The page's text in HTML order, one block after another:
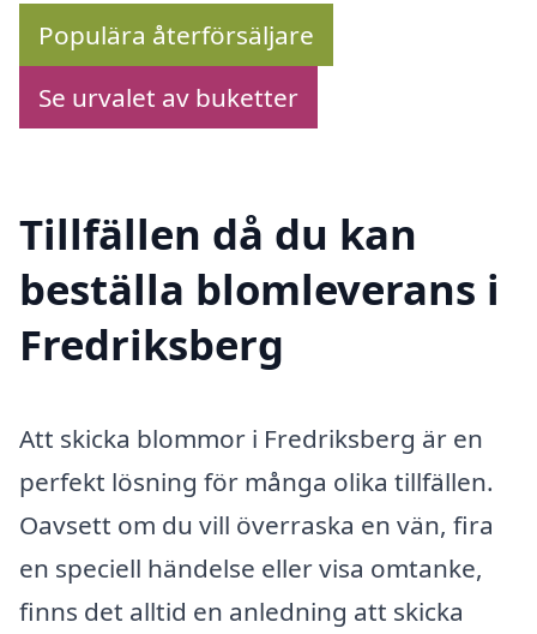
Populära återförsäljare
Se urvalet av buketter
Tillfällen då du kan
beställa blomleverans i
Fredriksberg
Att skicka blommor i Fredriksberg är en
perfekt lösning för många olika tillfällen.
Oavsett om du vill överraska en vän, fira
en speciell händelse eller visa omtanke,
finns det alltid en anledning att skicka